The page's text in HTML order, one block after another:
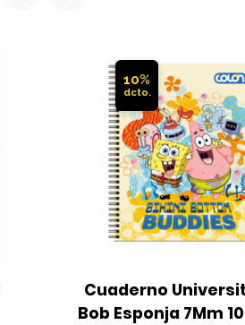
10%
Cuaderno
Bob Esponja 7Mm